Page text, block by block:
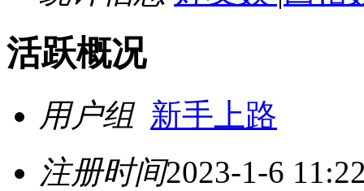
活跃概况
用户组 新手上路
注册时间2023-1-6